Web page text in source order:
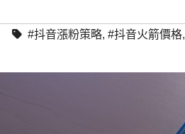
#抖音漲粉策略, #抖音火箭價格,